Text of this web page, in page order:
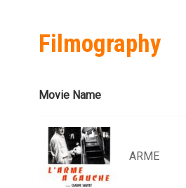
Filmography
Movie Name
ARME